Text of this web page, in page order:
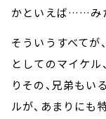
かといえば……み
そういうすべてが
としてのマイケ
りその、兄弟もい
ルが、あまりにも